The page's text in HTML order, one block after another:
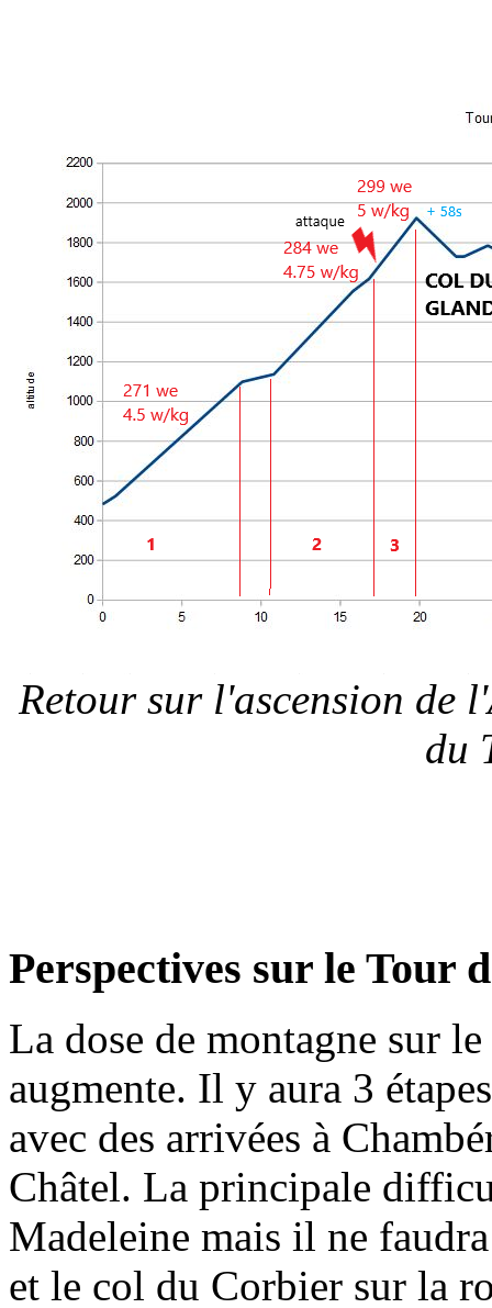
Retour sur l'ascension de
du
Perspectives sur le Tour
La dose de montagne sur
augmente. Il y aura 3
avec des arrivées à
Châtel. La principale
Madeleine mais il ne
et le col du Corbier sur la